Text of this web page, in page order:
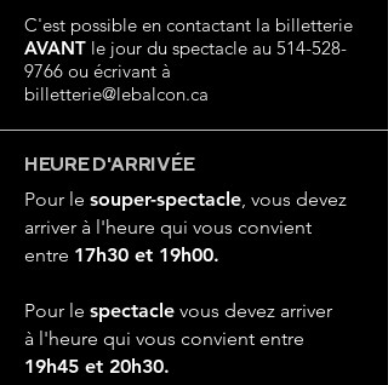
C'est possible en contactant la billetterie
AVANT le jour du spectacle au 514-528-
9766 ou écrivant à
billetterie@lebalcon.ca
HEURE D'ARRIVÉE
Pour le souper-spectacle , vous devez
arriver à l'heure qui vous convient
entre 17h30 et 19h00.
Pour le spectacle vous devez arriver
à l'heure qui vous convient entre
19h45 et 20h30.